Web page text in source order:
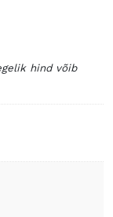
hind võib